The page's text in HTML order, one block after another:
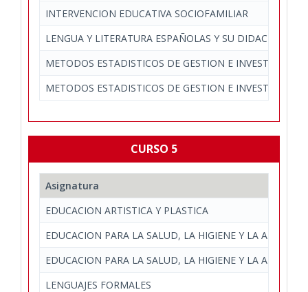
INTERVENCION EDUCATIVA SOCIOFAMILIAR
LENGUA Y LITERATURA ESPAÑOLAS Y SU DIDACTICA III
METODOS ESTADISTICOS DE GESTION E INVESTIGACION
METODOS ESTADISTICOS DE GESTION E INVESTIGACION
CURSO 5
Asignatura
EDUCACION ARTISTICA Y PLASTICA
EDUCACION PARA LA SALUD, LA HIGIENE Y LA
EDUCACION PARA LA SALUD, LA HIGIENE Y LA
LENGUAJES FORMALES